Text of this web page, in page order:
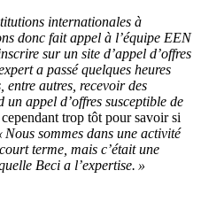
internationales à
donc fait appel à l’équipe EEN
sur un site d’appel d’offres
a passé quelques heures
entre autres, recevoir des
appel d’offres susceptible de
trop tôt pour savoir si
Nous sommes dans une activité
terme, mais c’était une
Beci a l’expertise. »